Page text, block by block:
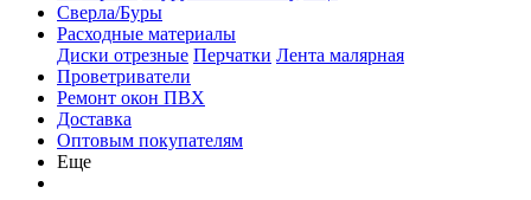
Сверла/Буры
Расходные материалы
Диски отрезные Перчатки Лента малярная
Проветриватели
Ремонт окон ПВХ
Доставка
Оптовым покупателям
Еще